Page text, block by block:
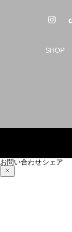
SHOP
お問い合わせシェア